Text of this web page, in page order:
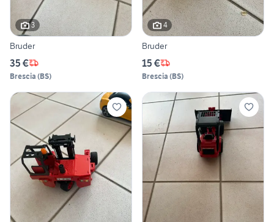
3
Bruder
35 €
Brescia (BS)
4
Bruder
15 €
Brescia (BS)